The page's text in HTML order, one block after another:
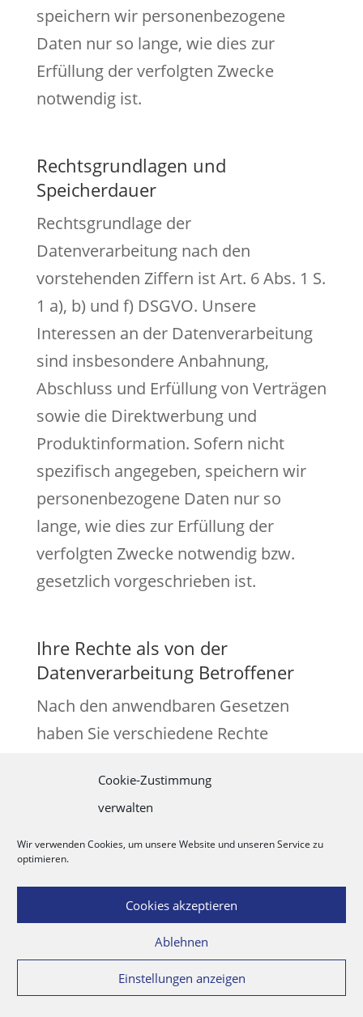
Cookie-Zustimmung
verwalten
Wir verwenden Cookies, um unsere Website und unseren Service zu
optimieren.
Cookies akzeptieren
Ablehnen
Einstellungen anzeigen
speichern wir personenbezogene
Daten nur so lange, wie dies zur
Erfüllung der verfolgten Zwecke
notwendig ist.
Rechtsgrundlagen und
Speicherdauer
Rechtsgrundlage der
Datenverarbeitung nach den
vorstehenden Ziffern ist Art. 6 Abs. 1 S.
1 a), b) und f) DSGVO. Unsere
Interessen an der Datenverarbeitung
sind insbesondere Anbahnung,
Abschluss und Erfüllung von Verträgen
sowie die Direktwerbung und
Produktinformation. Sofern nicht
spezifisch angegeben, speichern wir
personenbezogene Daten nur so
lange, wie dies zur Erfüllung der
verfolgten Zwecke notwendig bzw.
gesetzlich vorgeschrieben ist.
Ihre Rechte als von der
Datenverarbeitung Betroffener
Nach den anwendbaren Gesetzen
haben Sie verschiedene Rechte
Daten. Möchten Sie diese Rechte
geltend machen, so richten Sie Ihre
Anfrage bitte per E-Mail oder per Post
Person an die in Ziffer 1 genannte
Adresse. Nachfolgend finden Sie eine
Übersicht über Ihre Rechte.